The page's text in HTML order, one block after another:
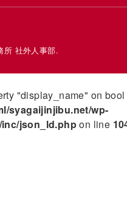
所 社外人事部.
"display_name" on bool
syagaijinjibu.net/wp-
json_ld.phpon line